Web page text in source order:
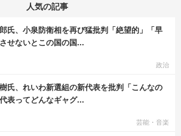
人気の記事
氏、小泉防衛相を再び猛批判「絶望的」「早
せないとこの国の国...
政治
氏、れいわ新選組の新代表を批判「こんなの
表ってどんなギャグ...
芸能・音楽